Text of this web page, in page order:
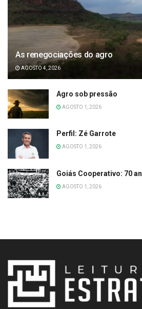
As renegociações do agro
AGOSTO 4, 2026
Agro sob pressão
AGOSTO 1, 2026
Perfil: Zé Garrote
AGOSTO 1, 2026
Goiás Cooperativo: 70
AGOSTO 1, 2026